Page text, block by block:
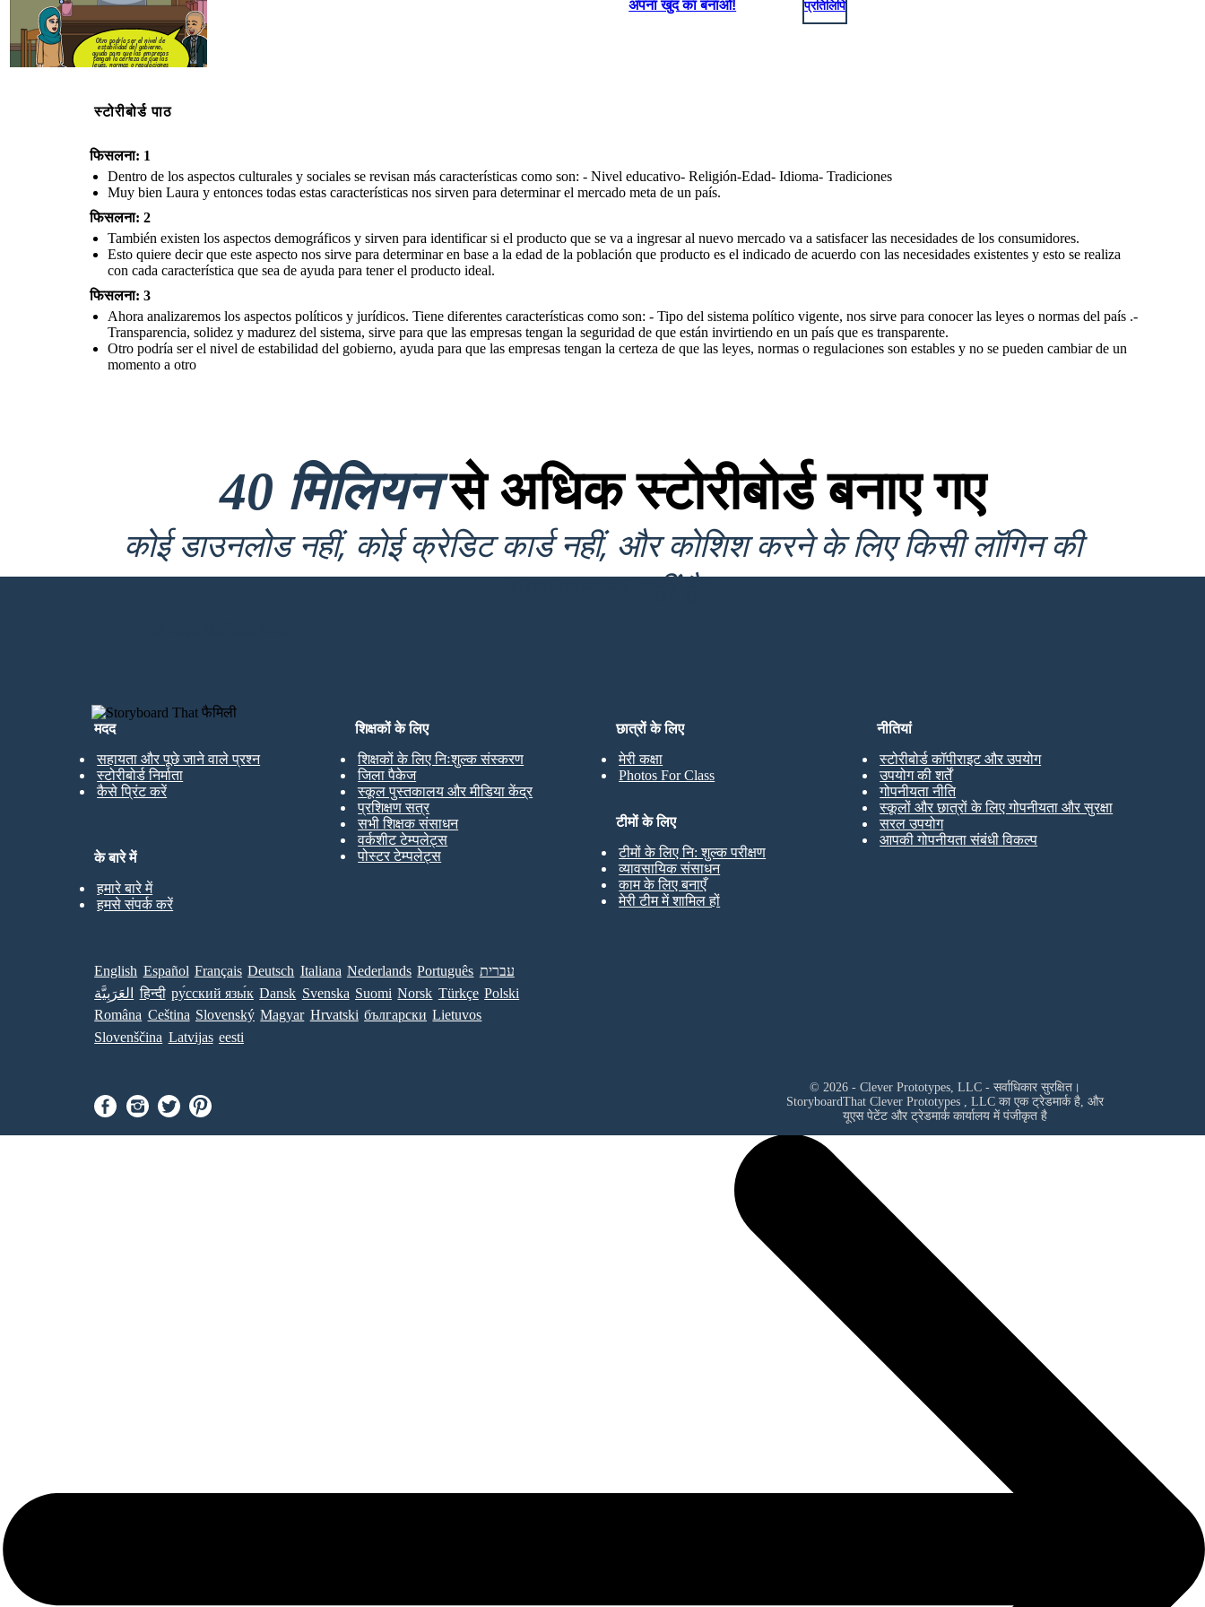
Otro podría ser el nivel de
estabilidad del gobierno,
ayuda para que las empresas
tengan la certeza de que las
leyes, normas o regulaciones
अपना खुद का बनाओ! प्रतिलिपि
स्टोरीबोर्ड पाठ
फिसलना: 1
Dentro de los aspectos culturales y sociales se revisan más características como son: - Nivel educativo- Religión-Edad- Idioma- Tradiciones
Muy bien Laura y entonces todas estas características nos sirven para determinar el mercado meta de un país.
फिसलना: 2
También existen los aspectos demográficos y sirven para identificar si el producto que se va a ingresar al nuevo mercado va a satisfacer las necesidades de los consumidores.
Esto quiere decir que este aspecto nos sirve para determinar en base a la edad de la población que producto es el indicado de acuerdo con las necesidades existentes y esto se realiza
con cada característica que sea de ayuda para tener el producto ideal.
फिसलना: 3
Ahora analizaremos los aspectos políticos y jurídicos. Tiene diferentes características como son: - Tipo del sistema político vigente, nos sirve para conocer las leyes o normas del país .-
Transparencia, solidez y madurez del sistema, sirve para que las empresas tengan la seguridad de que están invirtiendo en un país que es transparente.
Otro podría ser el nivel de estabilidad del gobierno, ayuda para que las empresas tengan la certeza de que las leyes, normas o regulaciones son estables y no se pueden cambiar de un
momento a otro
40 मिलियनसे अधिक स्टोरीबोर्ड बनाए गए
कोई डाउनलोड नहीं, कोई क्रेडिट कार्ड नहीं, और कोशिश करने के लिए किसी लॉगिन की
आवश्यकता नहीं है!
मदद
सहायता और पूछे जाने वाले प्रश्न
स्टोरीबोर्ड निर्माता
कैसे प्रिंट करें
छात्रों के लिए
मेरी कक्षा
Photos For Class
शिक्षकों के लिए
शिक्षकों के लिए निःशुल्क संस्करण
जिला पैकेज
स्कूल पुस्तकालय और मीडिया केंद्र
प्रशिक्षण सत्र
सभी शिक्षक संसाधन
वर्कशीट टेम्पलेट्स
पोस्टर टेम्पलेट्स
टीमों के लिए
टीमों के लिए नि: शुल्क परीक्षण
व्यावसायिक संसाधन
काम के लिए बनाएँ
मेरी टीम में शामिल हों
के बारे में
हमारे बारे में
हमसे संपर्क करें
नीतियां
स्टोरीबोर्ड कॉपीराइट और उपयोग
उपयोग की शर्तें
गोपनीयता नीति
स्कूलों और छात्रों के लिए गोपनीयता और सुरक्षा
सरल उपयोग
आपकी गोपनीयता संबंधी विकल्प
English Español Français Deutsch Italiana Nederlands Português עברית
العَرَبِيَّة
हिन्दी ру́сский язы́к Dansk Svenska Suomi Norsk Türkçe Polski
Româna Ceština Slovenský Magyar Hrvatski български Lietuvos
Slovenščina Latvijas eesti
© 2026 - Clever Prototypes, LLC - सर्वाधिकार सुरक्षित।
StoryboardThat Clever Prototypes , LLCका एक ट्रेडमार्क है, और
यूएस पेटेंट और ट्रेडमार्क कार्यालय में पंजीकृत है